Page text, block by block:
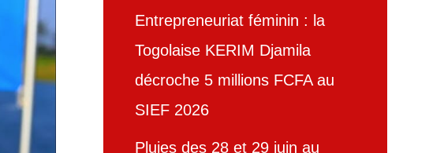
Entrepreneuriat féminin : la
Togolaise KERIM Djamila
décroche 5 millions FCFA au
SIEF 2026
Pluies des 28 et 29 juin au